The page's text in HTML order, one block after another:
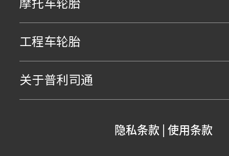
摩托车轮胎
工程车轮胎
关于普利司通
隐私条款 | 使用条款